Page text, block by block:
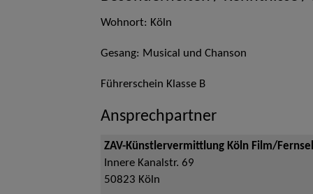
Wohnort: Köln
Gesang: Musical und Chanson
Führerschein Klasse B
Ansprechpartner
ZAV-Künstlervermittlung Köln Film/
Innere Kanalstr. 69
50823 Köln